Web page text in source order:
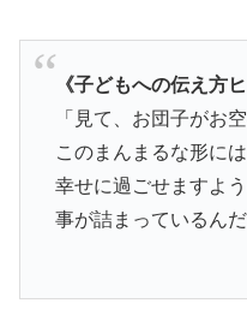
《子どもへの伝え方ヒ
「見て、お団子がお
このまんまるな形に
幸せに過ごせますよ
事が詰まっているんだ